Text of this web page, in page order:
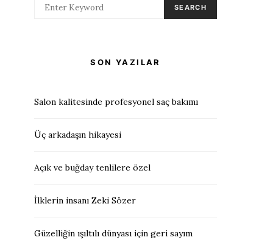
SEARCH
SON YAZILAR
Salon kalitesinde profesyonel saç bakımı
Üç arkadaşın hikayesi
Açık ve buğday tenlilere özel
İlklerin insanı Zeki Sözer
Güzelliğin ışıltılı dünyası için geri sayım